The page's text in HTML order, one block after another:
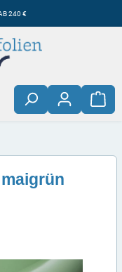
240 €